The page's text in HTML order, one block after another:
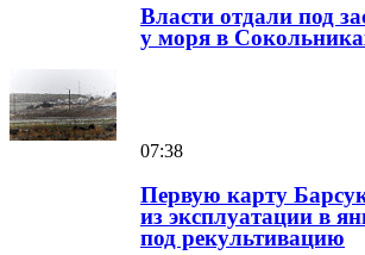
Власти отдали под
у моря в
07:38
Первую карту
из эксплуатации в
под рекультивацию